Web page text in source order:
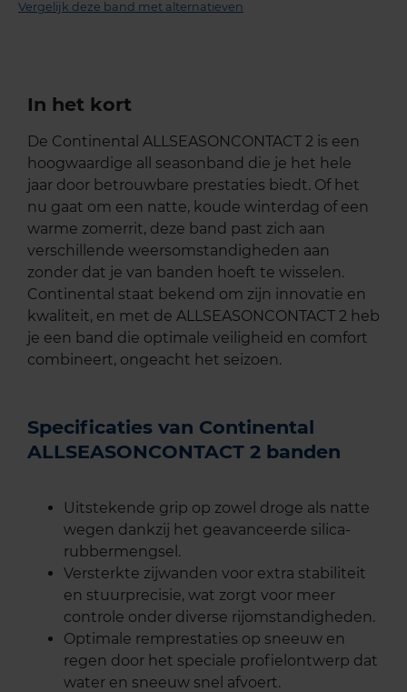
Vergelijk deze band met alternatieven
In het kort
De Continental ALLSEASONCONTACT 2 is een
hoogwaardige all seasonband die je het hele
jaar door betrouwbare prestaties biedt. Of het
nu gaat om een natte, koude winterdag of een
warme zomerrit, deze band past zich aan
verschillende weersomstandigheden aan
zonder dat je van banden hoeft te wisselen.
Continental staat bekend om zijn innovatie en
kwaliteit, en met de ALLSEASONCONTACT 2 heb
je een band die optimale veiligheid en comfort
combineert, ongeacht het seizoen.
Specificaties van Continental
ALLSEASONCONTACT 2 banden
Uitstekende grip op zowel droge als natte
wegen dankzij het geavanceerde silica-
rubbermengsel.
Versterkte zijwanden voor extra stabiliteit
en stuurprecisie, wat zorgt voor meer
controle onder diverse rijomstandigheden.
Optimale remprestaties op sneeuw en
regen door het speciale profielontwerp dat
water en sneeuw snel afvoert.